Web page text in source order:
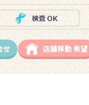
せ 店舗移動希望